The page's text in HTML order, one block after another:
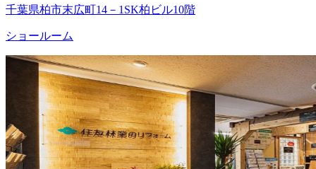
千葉県柏市末広町14－1SK柏ビル10階
ショールーム